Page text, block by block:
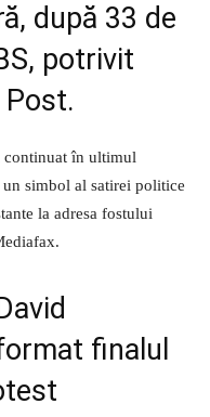
după 33 de
potrivit
continuat în ultimul
simbol al satirei politice
la adresa fostului
finalul